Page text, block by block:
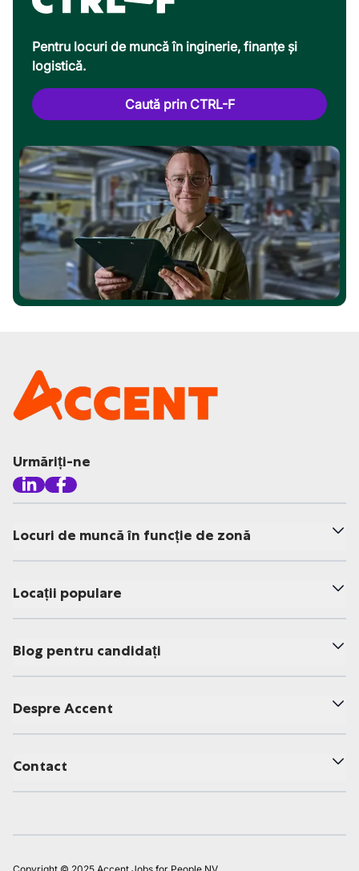
Pentru locuri de muncă în inginerie, finanțe și
logistică.
Caută prin CTRL-F
Urmăriți-ne
Locuri de muncă în funcție de zonă
Locații populare
Blog pentru candidați
Despre Accent
Contact